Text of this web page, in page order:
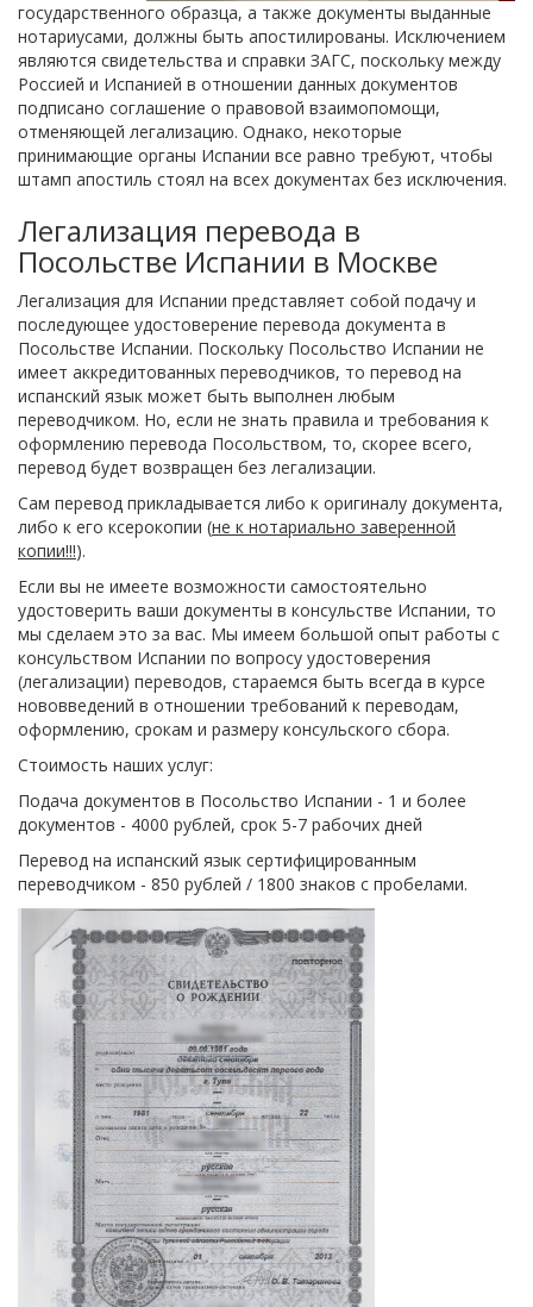
государственного образца, а также документы выданные
нотариусами, должны быть апостилированы. Исключением
являются свидетельства и справки ЗАГС, поскольку между
Россией и Испанией в отношении данных документов
подписано соглашение о правовой взаимопомощи,
отменяющей легализацию. Однако, некоторые
принимающие органы Испании все равно требуют, чтобы
штамп апостиль стоял на всех документах без исключения.
Легализация перевода в
Посольстве Испании в Москве
Легализация для Испании представляет собой подачу и
последующее удостоверение перевода документа в
Посольстве Испании. Поскольку Посольство Испании не
имеет аккредитованных переводчиков, то перевод на
испанский язык может быть выполнен любым
переводчиком. Но, если не знать правила и требования к
оформлению перевода Посольством, то, скорее всего,
перевод будет возвращен без легализации.
Сам перевод прикладывается либо к оригиналу документа,
либо к его ксерокопии (не к нотариально заверенной
копии!!!).
Если вы не имеете возможности самостоятельно
удостоверить ваши документы в консульстве Испании, то
мы сделаем это за вас. Мы имеем большой опыт работы с
консульством Испании по вопросу удостоверения
(легализации) переводов, стараемся быть всегда в курсе
нововведений в отношении требований к переводам,
оформлению, срокам и размеру консульского сбора.
Стоимость наших услуг:
Подача документов в Посольство Испании - 1 и более
документов - 4000 рублей, срок 5-7 рабочих дней
Перевод на испанский язык сертифицированным
переводчиком - 850 рублей / 1800 знаков с пробелами.